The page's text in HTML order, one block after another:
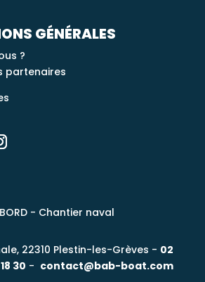
GÉNÉRALES
?
partenaires
- Chantier naval
22310 Plestin-les-Grèves - 02
30 - contact@bab-boat.com